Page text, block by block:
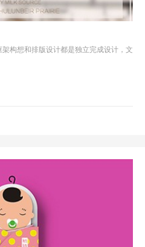
构想和排版设计都是独立完成设计，文